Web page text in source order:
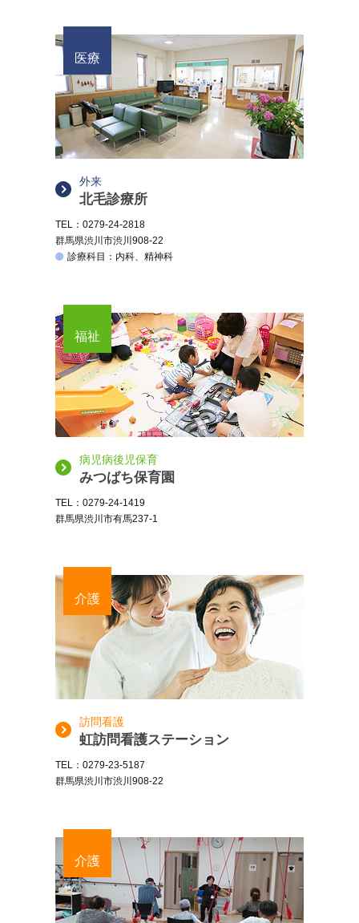
医療
外来
北毛診療所
TEL：0279-24-2818
群馬県渋川市渋川908-22
診療科目：内科、精神科
福祉
病児病後児保育
みつばち保育園
TEL：0279-24-1419
群馬県渋川市有馬237-1
介護
訪問看護
虹訪問看護ステーション
TEL：0279-23-5187
群馬県渋川市渋川908-22
介護